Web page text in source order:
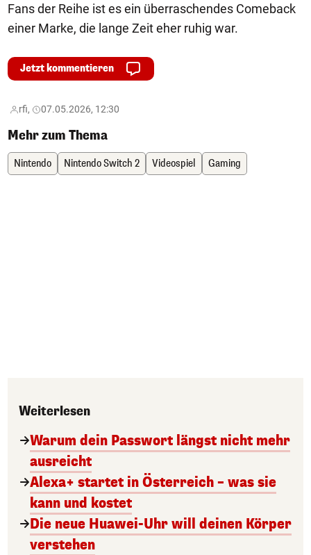
Fans der Reihe ist es ein überraschendes Comeback
einer Marke, die lange Zeit eher ruhig war.
Jetzt kommentieren
rfi, 07.05.2026, 12:30
Mehr zum Thema
Nintendo Nintendo Switch 2 Videospiel Gaming
Weiterlesen
Warum dein Passwort längst nicht mehr
ausreicht
Alexa+ startet in Österreich – was sie
kann und kostet
Die neue Huawei-Uhr will deinen Körper
verstehen